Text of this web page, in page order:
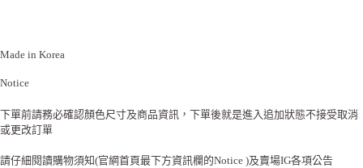
Made in Korea
Notice
下單前請務必確認顏色尺寸及商品資訊，下單後就是進入追加狀態不接受取消
或更改訂單
請仔細閱讀購物須知(官網首頁最下方資訊欄的Notice )及賣場IG各項公告